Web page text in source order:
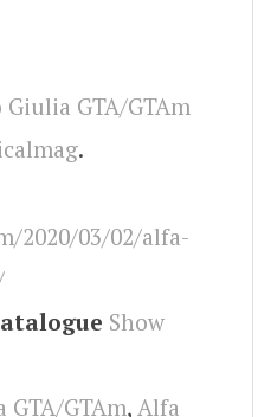
GTA/GTAm
.
2020/03/02/alfa-
Show
GTAm, Alfa